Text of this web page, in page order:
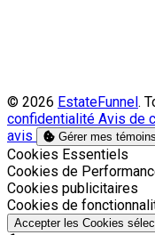
© 2026 EstateFunnel.
confidentialité Avis de
avis
Gérer mes témoins
Activer
Cookies Essentiels
Activer
Cookies de
Activer
Cookies publicitaires
Activer
Cookies de
Accepter les Cookies